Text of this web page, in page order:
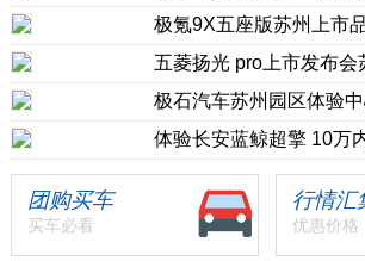
极氪9X五座版苏州上市
五菱扬光 pro上市发布
极石汽车苏州园区体验
体验长安蓝鲸超擎 10万
团购买车
买车必看
行情汇
优惠价格